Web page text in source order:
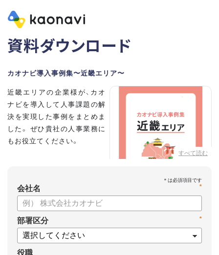
資料ダウンロード
カオナビ導入事例集〜近畿エリア〜
すべて読む
近畿エリアの企業様が、カオ
ナビを導入して人事課題の解
決を実現した事例をまとめま
した。 ぜひ貴社の人事業務に
もお役立てください。
*
会社名
*
部署区分
役職